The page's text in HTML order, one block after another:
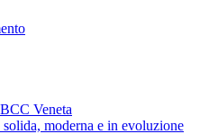
Veneta
moderna e in evoluzione